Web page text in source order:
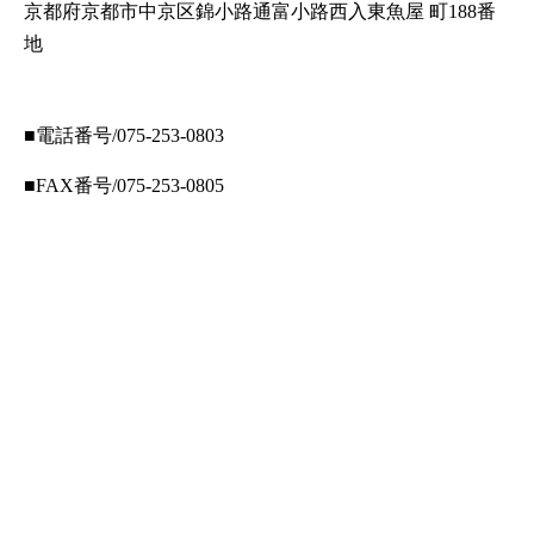
京都府京都市中京区錦小路通富小路西入東魚屋 町188番
地
■電話番号/075-253-0803
■FAX番号/075-253-0805